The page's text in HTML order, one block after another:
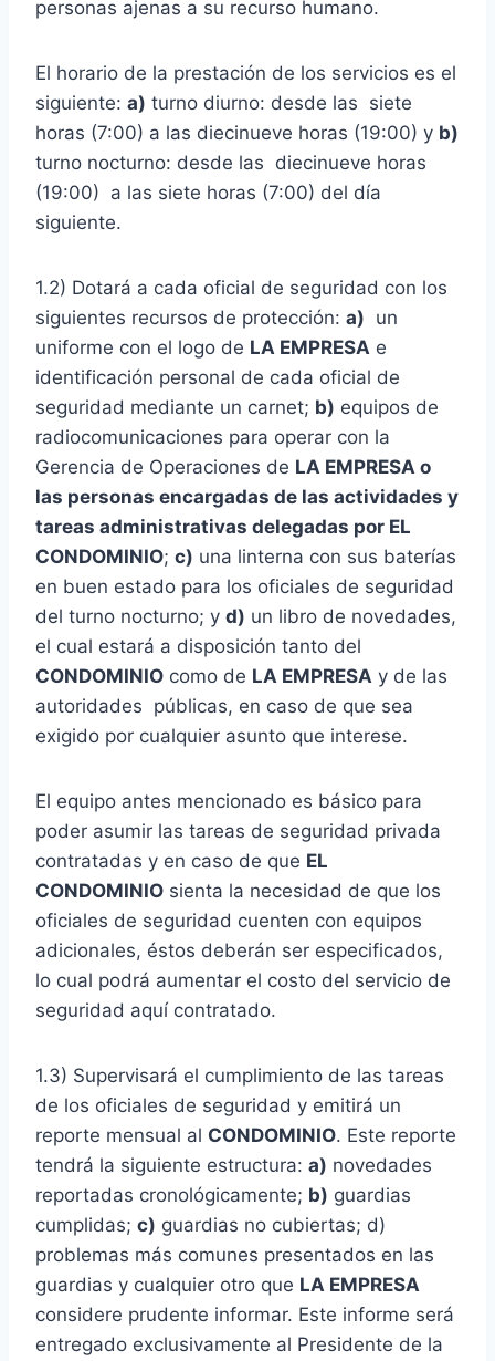
personas ajenas a su recurso humano.
El horario de la prestación de los servicios es el
siguiente: a) turno diurno: desde las siete
horas (7:00) a las diecinueve horas (19:00) y b)
turno nocturno: desde las diecinueve horas
(19:00) a las siete horas (7:00) del día
siguiente.
1.2) Dotará a cada oficial de seguridad con los
siguientes recursos de protección: a) un
uniforme con el logo de LA EMPRESA e
identificación personal de cada oficial de
seguridad mediante un carnet; b) equipos de
radiocomunicaciones para operar con la
Gerencia de Operaciones de LA EMPRESA o
las personas encargadas de las actividades y
tareas administrativas delegadas por EL
CONDOMINIO; c) una linterna con sus baterías
en buen estado para los oficiales de seguridad
del turno nocturno; y d) un libro de novedades,
el cual estará a disposición tanto del
CONDOMINIO como de LA EMPRESA y de las
autoridades públicas, en caso de que sea
exigido por cualquier asunto que interese.
El equipo antes mencionado es básico para
poder asumir las tareas de seguridad privada
contratadas y en caso de que EL
CONDOMINIO sienta la necesidad de que los
oficiales de seguridad cuenten con equipos
adicionales, éstos deberán ser especificados,
lo cual podrá aumentar el costo del servicio de
seguridad aquí contratado.
1.3) Supervisará el cumplimiento de las tareas
de los oficiales de seguridad y emitirá un
reporte mensual al CONDOMINIO. Este reporte
tendrá la siguiente estructura: a) novedades
reportadas cronológicamente; b) guardias
cumplidas; c) guardias no cubiertas; d)
problemas más comunes presentados en las
guardias y cualquier otro que LA EMPRESA
considere prudente informar. Este informe será
entregado exclusivamente al Presidente de la